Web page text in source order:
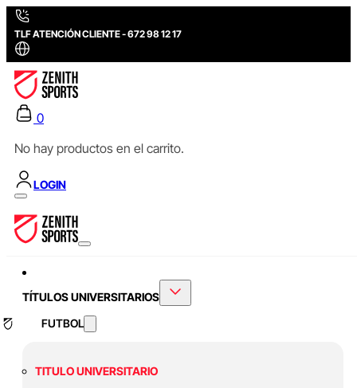
TLF ATENCIÓN CLIENTE - 672 98 12 17
0
No hay productos en el carrito.
LOGIN
TÍTULOS UNIVERSITARIOS
FUTBOL
TITULO UNIVERSITARIO